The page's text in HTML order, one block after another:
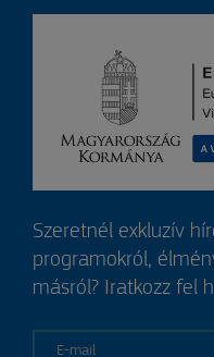
Szeretnél exkluzív
programokról,
másról? Iratkozz fel